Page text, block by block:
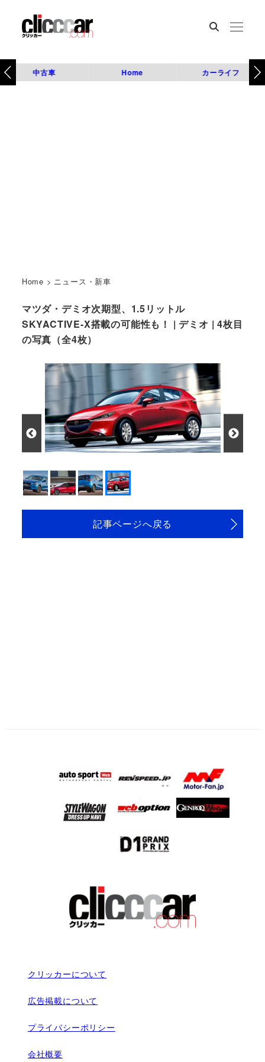
中古車 Home カーライフ
Home > ニュース・新車
マツダ・デミオ次期型、1.5リットル
SKYACTIVE-X搭載の可能性も！ | デミオ | 4枚目
の写真（全4枚）
記事ページへ戻る
クリッカーについて
広告掲載について
プライバシーポリシー
会社概要